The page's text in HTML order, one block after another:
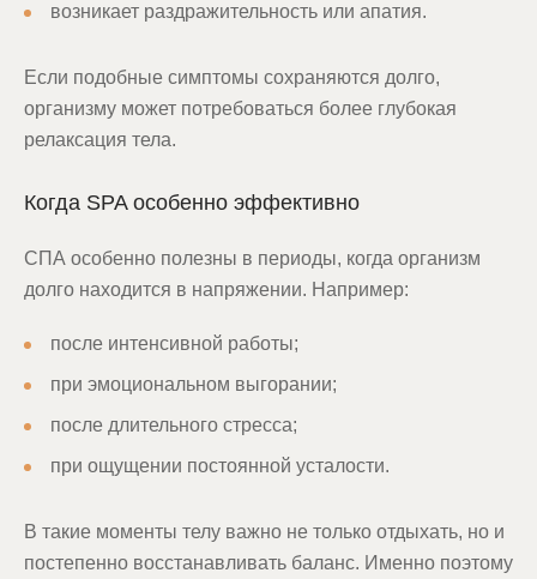
возникает раздражительность или апатия.
Если подобные симптомы сохраняются долго,
организму может потребоваться более глубокая
релаксация тела.
Когда SPA особенно эффективно
СПА особенно полезны в периоды, когда организм
долго находится в напряжении. Например:
после интенсивной работы;
при эмоциональном выгорании;
после длительного стресса;
при ощущении постоянной усталости.
В такие моменты телу важно не только отдыхать, но и
постепенно восстанавливать баланс. Именно поэтому